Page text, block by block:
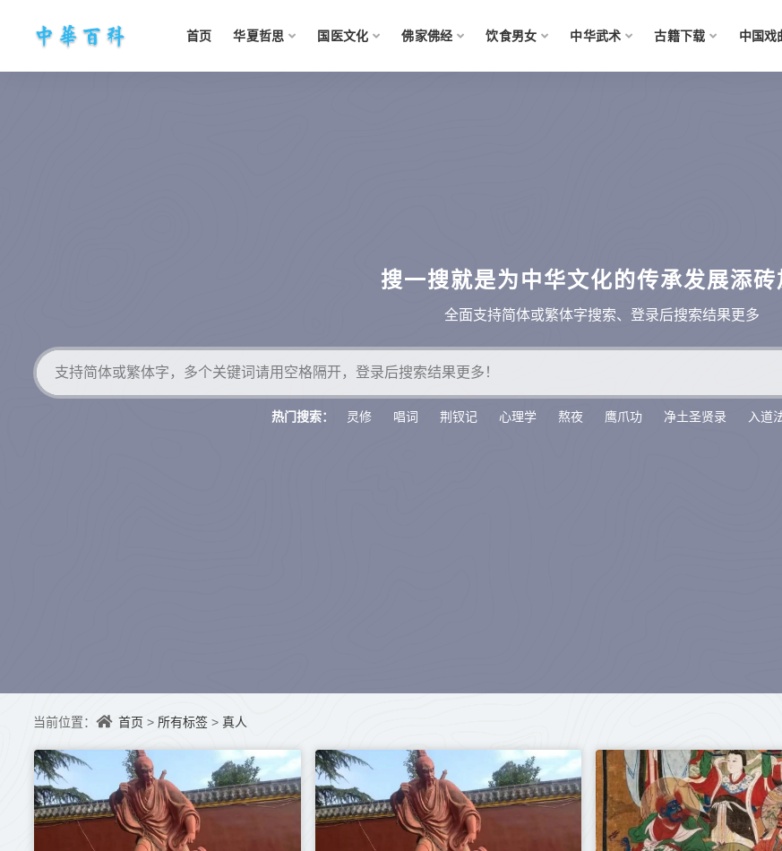
首页 华夏哲思 国医文化 佛家佛经 饮食男女 中华武术 古籍下载 中国戏
搜一搜就是为中华文化的传承发展添砖
全面支持简体或繁体字搜索、登录后搜索结果更多
热门搜索： 灵修 唱词 荆钗记 心理学 熬夜 鹰爪功 净土圣贤录 入道
当前位置： 首页 > 所有标签 > 真人